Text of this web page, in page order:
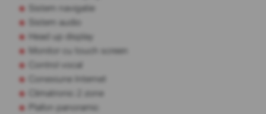
Sistem navigatie
Sistem audio
Head up display
Monitor cu touch screen
Control vocal
Conexiune Internet
Climatronic 2 zone
Plafon panoramic